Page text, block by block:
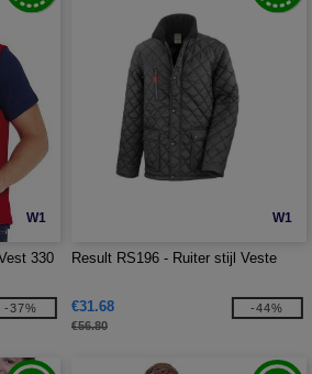
W1
330
-37%
W1
Result RS196 - Ruiter stijl Veste
€31.68
€56.80
-44%